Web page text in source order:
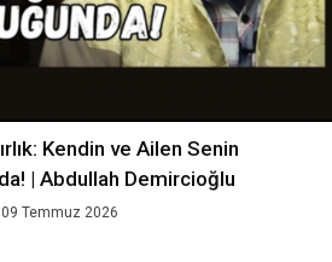
Kendin ve Ailen Senin
| Abdullah Demircioğlu
09 Temmuz 2026